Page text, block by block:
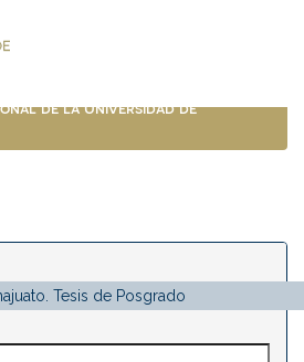
de la Universidad de